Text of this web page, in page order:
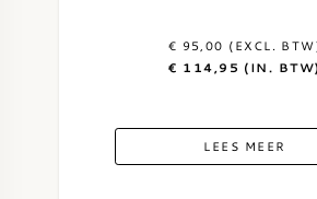
€ 95,00 (EXCL.
€ 114,95 (IN. BTW)
LEES MEER